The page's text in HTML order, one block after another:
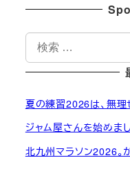
検
索
夏の練習2026は、無
ジャム屋さんを始めま
北九州マラソン2026。